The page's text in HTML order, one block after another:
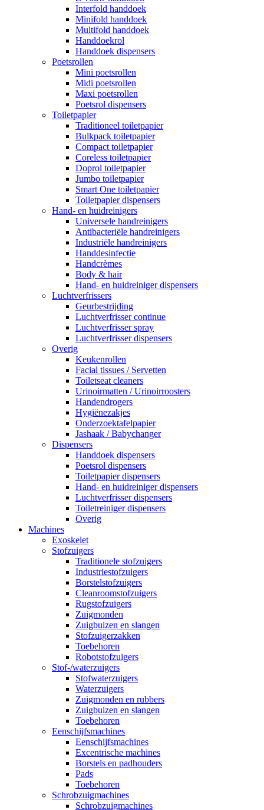
Interfold handdoek
Minifold handdoek
Multifold handdoek
Handdoekrol
Handdoek dispensers
Poetsrollen
Mini poetsrollen
Midi poetsrollen
Maxi poetsrollen
Poetsrol dispensers
Toiletpapier
Traditioneel toiletpapier
Bulkpack toiletpapier
Compact toiletpapier
Coreless toiletpapier
Doprol toiletpapier
Jumbo toiletpapier
Smart One toiletpapier
Toiletpapier dispensers
Hand- en huidreinigers
Universele handreinigers
Antibacteriële handreinigers
Industriële handreinigers
Handdesinfectie
Handcrèmes
Body & hair
Hand- en huidreiniger dispensers
Luchtverfrissers
Geurbestrijding
Luchtverfrisser continue
Luchtverfrisser spray
Luchtverfrisser dispensers
Overig
Keukenrollen
Facial tissues / Servetten
Toiletseat cleaners
Urinoirmatten / Urinoirroosters
Handendrogers
Hygiënezakjes
Onderzoektafelpapier
Jashaak / Babychanger
Dispensers
Handdoek dispensers
Poetsrol dispensers
Toiletpapier dispensers
Hand- en huidreiniger dispensers
Luchtverfrisser dispensers
Toiletreiniger dispensers
Overig
Machines
Exoskelet
Stofzuigers
Traditionele stofzuigers
Industriestofzuigers
Borstelstofzuigers
Cleanroomstofzuigers
Rugstofzuigers
Zuigmonden
Zuigbuizen en slangen
Stofzuigerzakken
Toebehoren
Robotstofzuigers
Stof-/waterzuigers
Stofwaterzuigers
Waterzuigers
Zuigmonden en rubbers
Zuigbuizen en slangen
Toebehoren
Eenschijfsmachines
Eenschijfsmachines
Excentrische machines
Borstels en padhouders
Pads
Toebehoren
Schrobzuigmachines
Schrobzuigmachines